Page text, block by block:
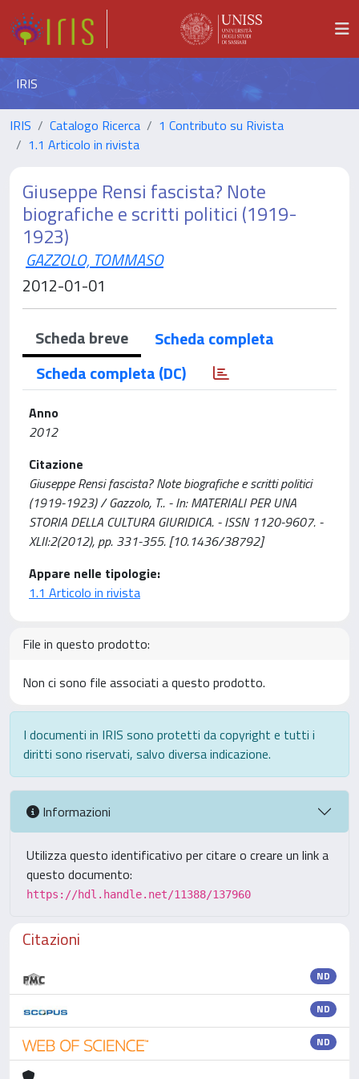
IRIS
IRIS Catalogo Ricerca
1 Contributo su Rivista
1.1 Articolo in rivista
Giuseppe Rensi fascista? Note
biografiche e scritti politici (1919-
1923)
GAZZOLO, TOMMASO
2012-01-01
Scheda breve
Scheda completa
Scheda completa (DC)
Anno
2012
Citazione
Giuseppe Rensi fascista? Note biografiche e scritti politici
(1919-1923) / Gazzolo, T.. - In: MATERIALI PER UNA
STORIA DELLA CULTURA GIURIDICA. - ISSN 1120-9607. -
XLII:2(2012), pp. 331-355. [10.1436/38792]
Appare nelle tipologie:
1.1 Articolo in rivista
File in questo prodotto:
Non ci sono file associati a questo prodotto.
I documenti in IRIS sono protetti da copyright e tutti i
diritti sono riservati, salvo diversa indicazione.
Informazioni
Utilizza questo identificativo per citare o creare un link a
questo documento:
https://hdl.handle.net/11388/137960
Citazioni
ND
ND
ND